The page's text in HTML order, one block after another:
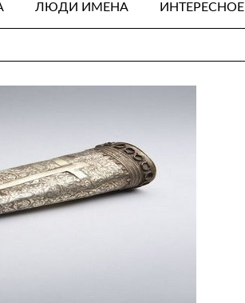
ЛЮДИ ИМЕНА ИНТЕРЕСНОЕ